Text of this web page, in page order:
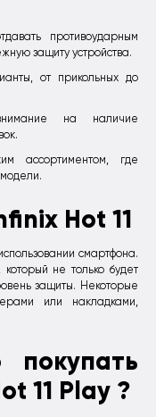
противоударным
защиту устройства.
от прикольных до
на наличие
ассортиментом, где
Hot 11
смартфона.
не только будет
защиты. Некоторые
или накладками,
покупать
11 Play ?